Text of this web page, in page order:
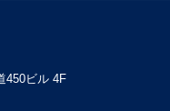
450ビル 4F